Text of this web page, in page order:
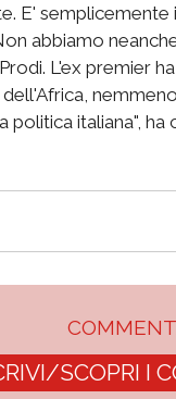
E'
abbiamo
L'ex premier
italiana", ha
SCOPRI I